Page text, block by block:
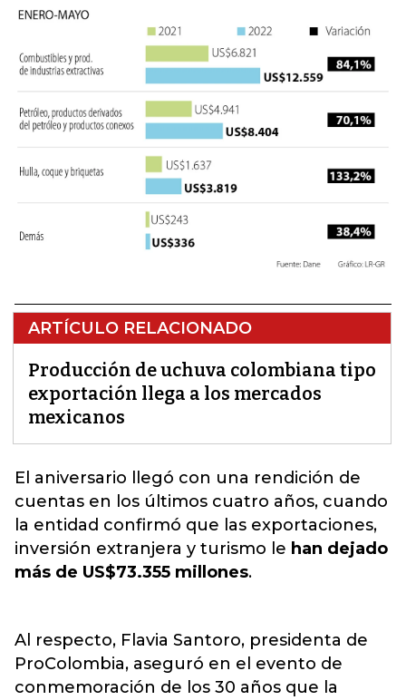
ARTÍCULO RELACIONADO
Producción de uchuva colombiana tipo
exportación llega a los mercados
mexicanos
El aniversario llegó con una rendición de
cuentas en los últimos cuatro años, cuando
la entidad confirmó que las exportaciones,
inversión extranjera y turismo le han dejado
más de US$73.355 millones.
Al respecto, Flavia Santoro, presidenta de
ProColombia, aseguró en el evento de
conmemoración de los 30 años que la